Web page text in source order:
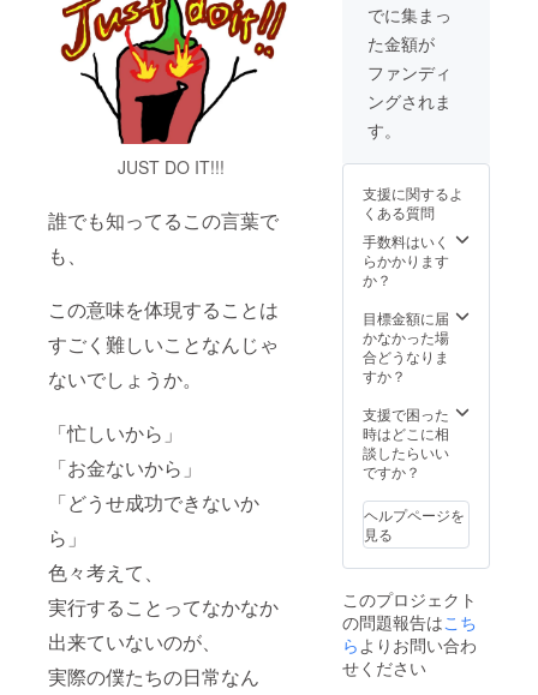
JUST DO IT!!!
誰でも知ってるこの言葉で
も、
この意味を体現することは
すごく難しいことなんじゃ
ないでしょうか。
「忙しいから」
「お金ないから」
「どうせ成功できないか
ら」
色々考えて、
実行することってなかなか
出来ていないのが、
実際の僕たちの日常なん
でに集まっ
た金額が
ファンディ
ングされま
す。
支援に関するよ
くある質問
手数料はいく
らかかります
か？
目標金額に届
かなかった場
合どうなりま
すか？
支援で困った
時はどこに相
談したらいい
ですか？
ヘルプページを
見る
このプロジェクト
の問題報告はこち
らよりお問い合わ
せください